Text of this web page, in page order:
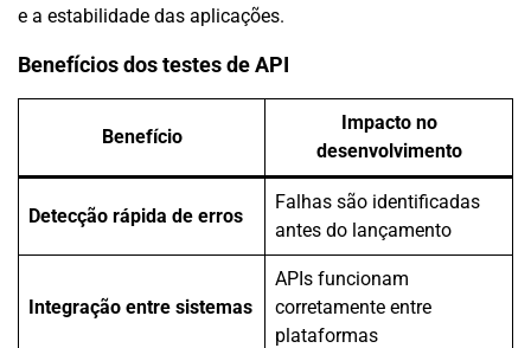
e a estabilidade das aplicações.
Benefícios dos testes de API
Benefício
Impacto no
desenvolvimento
Detecção rápida de erros
Falhas são identificadas
antes do lançamento
Integração entre sistemas
APIs funcionam
corretamente entre
plataformas